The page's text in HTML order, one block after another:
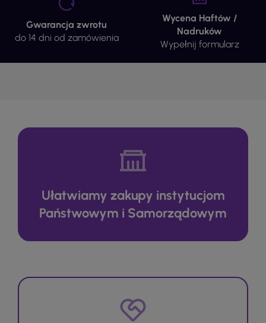
Gwarancja zwrotu
do 14 dni od zamówienia
Wycena Haftów /
Nadruków
Wypełnij formularz
Ułatwiamy zakupy instytucjom
Państwowym i Samorządowym